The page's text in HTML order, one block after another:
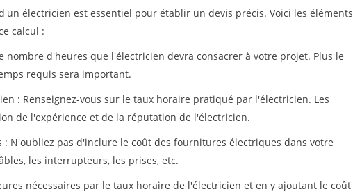
électricien est essentiel pour établir un devis précis. Voici les éléments
calcul :
nombre d'heures que l'électricien devra consacrer à votre projet. Plus le
requis sera important.
: Renseignez-vous sur le taux horaire pratiqué par l'électricien. Les
de l'expérience et de la réputation de l'électricien.
: N'oubliez pas d'inclure le coût des fournitures électriques dans votre
les interrupteurs, les prises, etc.
nécessaires par le taux horaire de l'électricien et en y ajoutant le coût